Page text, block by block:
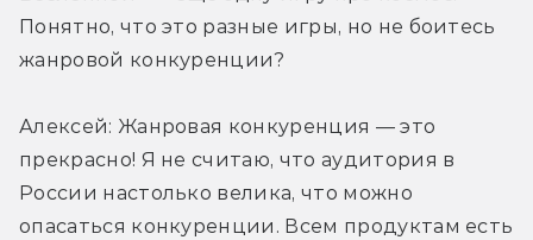
Понятно, что это разные игры, но не боитесь
жанровой конкуренции?
Алексей: Жанровая конкуренция — это
прекрасно! Я не считаю, что аудитория в
России настолько велика, что можно
опасаться конкуренции. Всем продуктам есть